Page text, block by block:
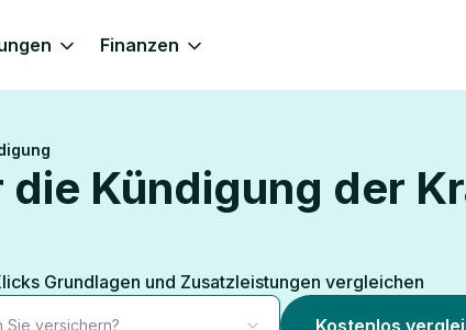
Finanzen
Kündigung der
Grundlagen und Zusatzleistungen vergleichen
Sie versichern? Kostenlos